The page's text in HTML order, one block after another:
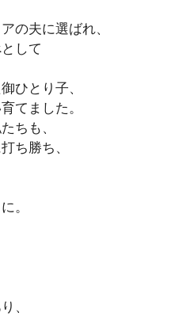
の夫に選ばれ、
して
ひとり子、
てました。
ちも、
ち勝ち、
。
、